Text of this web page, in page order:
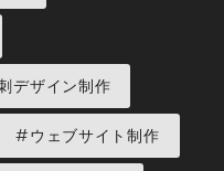
デザイン制作
#ウェブサイト制作